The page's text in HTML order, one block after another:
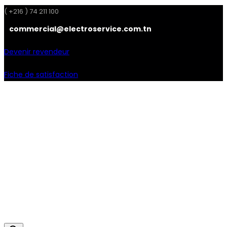
( +216 ) 74 211 100
commercial@electroservice.com.tn
Devenir revendeur
Fiche de satisfaction